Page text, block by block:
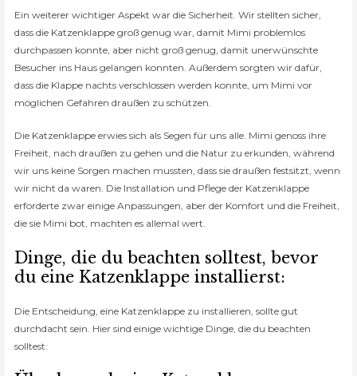
Ein weiterer wichtiger Aspekt war die Sicherheit. Wir stellten sicher,
dass die Katzenklappe groß genug war, damit Mimi problemlos
durchpassen konnte, aber nicht groß genug, damit unerwünschte
Besucher ins Haus gelangen konnten. Außerdem sorgten wir dafür,
dass die Klappe nachts verschlossen werden konnte, um Mimi vor
möglichen Gefahren draußen zu schützen.
Die Katzenklappe erwies sich als Segen für uns alle. Mimi genoss ihre
Freiheit, nach draußen zu gehen und die Natur zu erkunden, während
wir uns keine Sorgen machen mussten, dass sie draußen festsitzt, wenn
wir nicht da waren. Die Installation und Pflege der Katzenklappe
erforderte zwar einige Anpassungen, aber der Komfort und die Freiheit,
die sie Mimi bot, machten es allemal wert.
Dinge, die du beachten solltest, bevor
du eine Katzenklappe installierst:
Die Entscheidung, eine Katzenklappe zu installieren, sollte gut
durchdacht sein. Hier sind einige wichtige Dinge, die du beachten
solltest: